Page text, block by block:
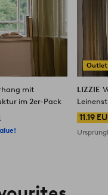
mit
im 2er-Pack
Outlet
LIZZIE
extra
11.19